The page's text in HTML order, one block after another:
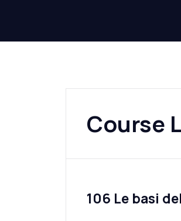
Course
106 Le basi